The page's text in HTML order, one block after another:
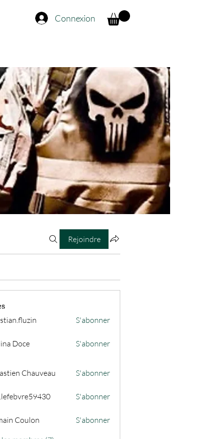
Connexion
Rejoindre
S'abonner
Doce S'abonner
Chauveau S'abonner
S'abonner
Coulon S'abonner